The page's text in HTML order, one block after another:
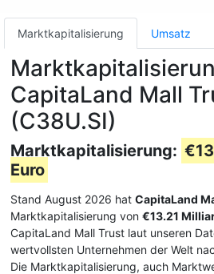
Marktkapitalisierung Umsatz
CapitaLand Mall
(C38U.SI)
Marktkapitalisierung:
Euro
Stand August 2026 hat CapitaLand
Marktkapitalisierung von €13.21
CapitaLand Mall Trust laut unseren
wertvollsten Unternehmen der Welt
Die Marktkapitalisierung, auch